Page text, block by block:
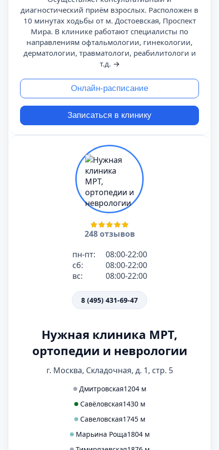
диагностический приём взрослых. Расположен в
10 минутах ходьбы от м. Достоевская, Проспект
Мира. В клинике работают специалисты по
направлениям офтальмологии, гинекологии,
дерматологии, травматологи, реабилитологи и
т.д. →
Онлайн-расписание
Записаться в клинику
248 отзывов
пн-пт:
08:00-22:00
сб:
08:00-22:00
вс:
08:00-22:00
8 (495) 431-69-47
Нужная клиника МРТ,
ортопедии и неврологии
г. Москва, Складочная, д. 1, стр. 5
Дмитровская1204 м
Савёловская1430 м
Савеловская1745 м
Марьина Роща1804 м